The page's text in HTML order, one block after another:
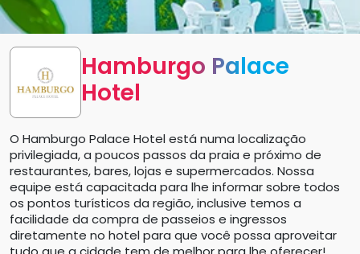
Hamburgo Palace
Hotel
O Hamburgo Palace Hotel está numa localização
privilegiada, a poucos passos da praia e próximo de
restaurantes, bares, lojas e supermercados. Nossa
equipe está capacitada para lhe informar sobre todos
os pontos turísticos da região, inclusive temos a
facilidade da compra de passeios e ingressos
diretamente no hotel para que você possa aproveitar